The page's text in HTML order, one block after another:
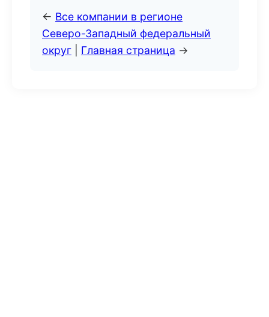
← Все компании в регионе
Северо-Западный федеральный
округ
Главная страница →